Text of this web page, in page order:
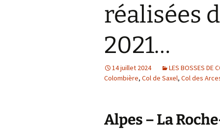
Col de Pique-
Mialle – de la
réalisées
2021…
14 juillet 2024 LES BOSSES DE
Colombière, Col de Saxel, Col des
Alpes – La